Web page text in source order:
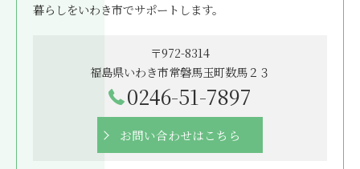
暮らしをいわき市でサポートします。
〒972-8314
福島県いわき市常磐馬玉町数馬２３
0246-51-7897
お問い合わせはこちら